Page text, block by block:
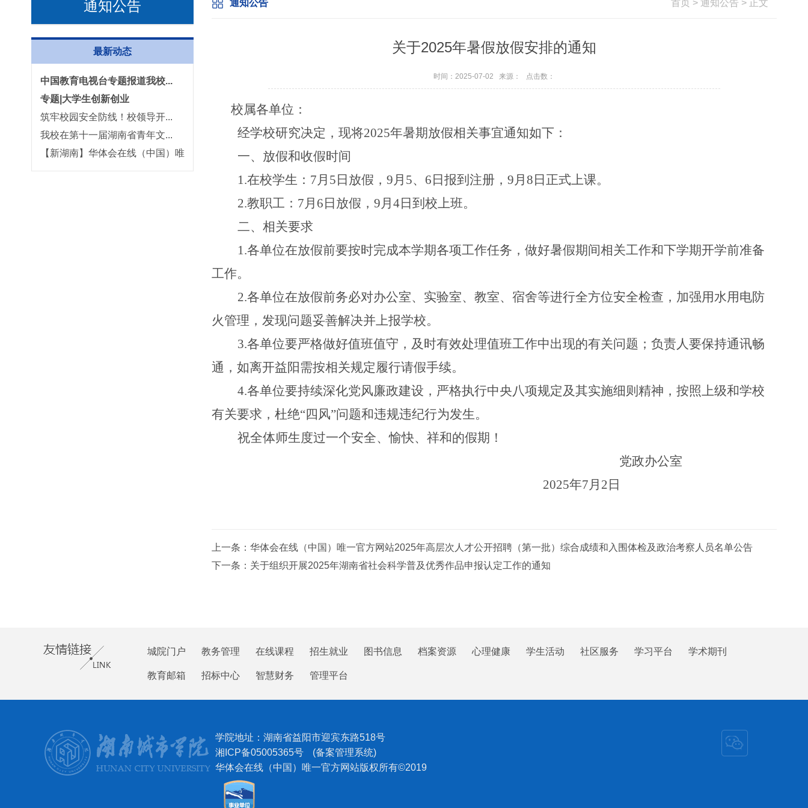
通知公告
最新动态
中国教育电视台专题报道我校...
专题|大学生创新创业
筑牢校园安全防线！校领导开...
我校在第十一届湖南省青年文...
【新湖南】华体会在线（中国）唯
通知公告 首页 > 通知公告 > 正文
关于2025年暑假放假安排的通知
时间：2025-07-02 来源： 点击数：
校属各单位：
经学校研究决定 ，现将2025年暑期放假相关事宜通知如下：
一、放假和收假时间
1.在校学生： 7月5日放假，9月 5、 6 日报到注册， 9月 8 日正式上课。
2.教职工：7月 6 日放假 ， 9月 4日 到校上班。
二、相关要求
1.各单位在放假前要按时完成本学期各项工作任务，做好暑假期间相关工作和下学期开学前准备
工作。
2.各单位在放假前务必对办公室、实验室、教室、宿舍等进行全方位安全检查，加强用水用电防
火管理，发现问题妥善解决并上报学校。
3.各单位要严格做好值班值守，及时有效处理值班工作中出现的有关问题； 负责人要保持通讯畅
通，如离开益阳需按相关规定履行请假手续。
4.各单位要持续深化党风廉政建设，严格执行中央八项规定及其实施细则精神，按照上级和学校
有关要求，杜绝“四风”问题和违规违纪行为发生。
祝全体师生度过一个安全、愉快、祥和的假期！
党政办公室
2025年7月2日
上一条： 华体会在线（中国）唯一官方网站2025年高层次人才公开招聘（第一批）综合成绩和入围体检及政治考察人员名单公告
下一条： 关于组织开展2025年湖南省社会科学普及优秀作品申报认定工作的通知
城院门户 教务管理 在线课程 招生就业 图书信息 档案资源 心理健康 学生活动 社区服务 学习平台 学术期刊
教育邮箱 招标中心 智慧财务 管理平台
学院地址：湖南省益阳市迎宾东路518号
湘ICP备05005365号
(备案管理系统)
华体会在线（中国）唯一官方网站版权所有©2019